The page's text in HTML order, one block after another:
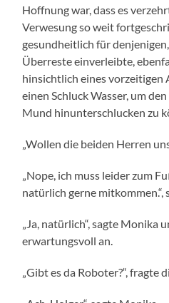
Hoffnung war, dass es
Verwesung so weit
gesundheitlich für
Überreste einverleibte,
hinsichtlich eines vorzeitigen
einen Schluck Wasser, um
Mund hinunterschlucken zu
„Wollen die beiden Herren
„Nope, ich muss leider zum
natürlich gerne mitkommen.“,
„Ja, natürlich“, sagte Monika
erwartungsvoll an.
„Gibt es da Roboter?“, fragte